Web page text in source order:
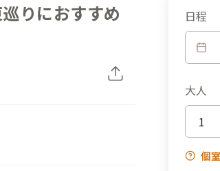
りにおすすめ
日程
大人
個